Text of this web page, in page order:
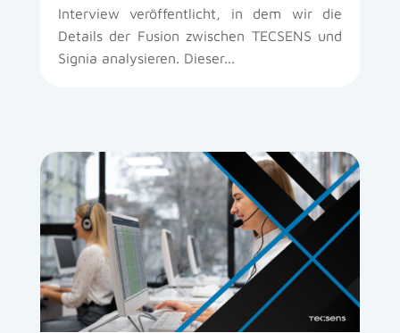
Interview veröffentlicht, in dem wir die
Details der Fusion zwischen TECSENS und
Signia analysieren. Dieser...